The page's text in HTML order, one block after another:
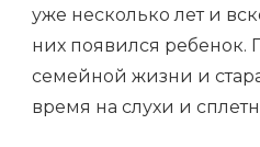
уже несколько лет и
них появился ребенок.
семейной жизни и
время на слухи и